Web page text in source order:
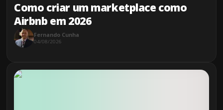
Como criar um marketplace como
Airbnb em 2026
Fernando Cunha
04/08/2026